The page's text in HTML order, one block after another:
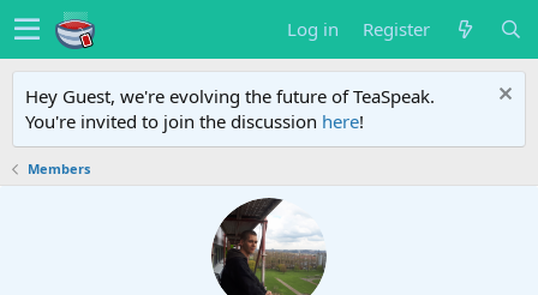
Log in Register
Hey Guest, we're evolving the future of TeaSpeak.
You're invited to join the discussion here!
Members